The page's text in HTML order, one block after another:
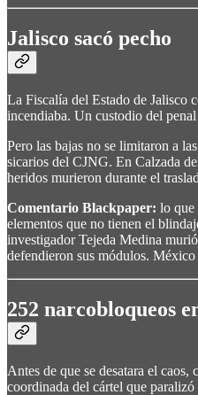
Jalisco sacó pecho
La Fiscalía del Estado de Jalisco
incendiaba. Un custodio del
Pero las bajas no se limitaron a
sicarios del CJNG. En Calzada
heridos murieron durante el
Comentario Blackpaper: lo que
elementos que no tienen el
investigador Tejeda Medina
defendieron sus módulos.
252 narcobloqueos
Antes de que se desatara el
coordinada del cártel que paralizó